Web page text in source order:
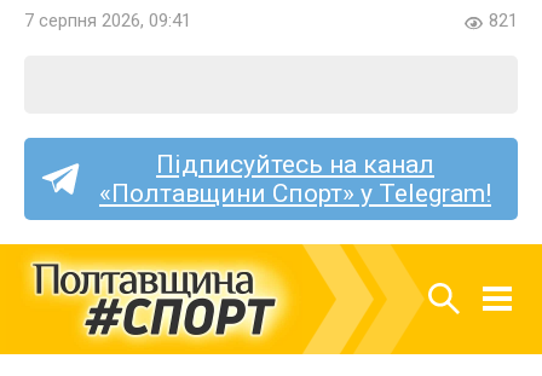
7 серпня 2026, 09:41 821
Підписуйтесь на канал
«Полтавщини Спорт» у Telegram!